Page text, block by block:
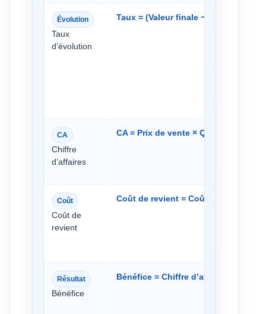
Évolution
Taux
d’évolution
Taux = (Valeur finale − Valeur
CA
Chiffre
d’affaires
CA = Prix de vente × Quantité
Coût
Coût de
revient
Coût de revient = Coût d’achat +
Résultat
Bénéfice
Bénéfice = Chiffre d’affaires − Coût